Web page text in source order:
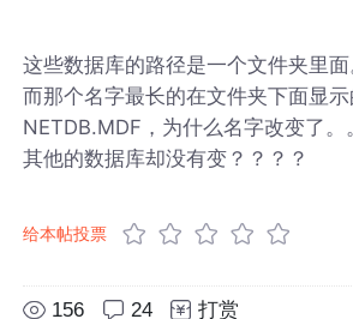
这些数据库的路径是一个文件夹里面
而那个名字最长的在文件夹下面显
NETDB.MDF，为什么名字改变了。
其他的数据库却没有变？？？？
给本帖投票
156 24 打赏